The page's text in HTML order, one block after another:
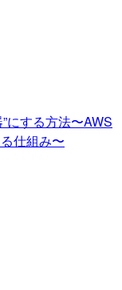
にする方法〜AWS
仕組み〜